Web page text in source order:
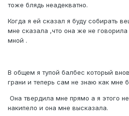
тоже блядь неадекватно.
Когда я ей сказал я буду собирать
мне сказала ,что она же не говорила
мной .
В общем я тупой балбес который
грани и теперь сам не знаю как мне
Она твердила мне прямо а я этого
накипело и она мне высказала.